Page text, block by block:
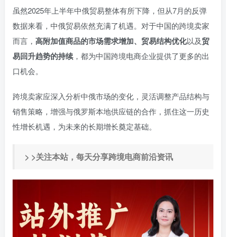
虽然2025年上半年中俄贸易整体有所下降，但从7月的反弹
数据来看，中俄贸易依然充满了机遇。对于中国的跨境卖家
而言， 高附加值商品的市场需求增加、贸易结构优化以及贸
易回升趋势的持续，都为中国跨境电商企业提供了更多的出
口机会。
跨境卖家应深入分析中俄市场的变化，灵活调整产品结构与
销售策略，增强与俄罗斯本地供应链的合作，抓住这一历史
性增长机遇，为未来的长期增长奠定基础。
> >关注本站，每天分享跨境电商前沿资讯